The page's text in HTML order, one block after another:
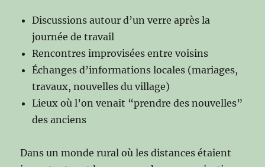
Discussions autour d’un verre après la
journée de travail
Rencontres improvisées entre voisins
Échanges d’informations locales (mariages,
travaux, nouvelles du village)
Lieux où l’on venait “prendre des nouvelles”
des anciens
Dans un monde rural où les distances étaient